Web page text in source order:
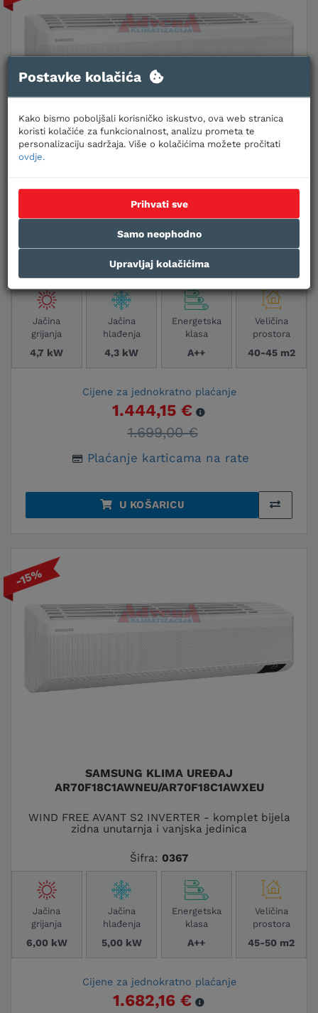
AR70F15C1AWNEU/AR70F15C1AWXEU
WIND FREE AVANT S2 INVERTER - komplet bijela
zidna unutarnja i vanjska jedinica
Šifra: 000586
Jačina
grijanja
4,7 kW
Jačina
hlađenja
4,3 kW
Energetska
klasa
A++
Veličina
prostora
40-45 m2
Cijene za jednokratno plaćanje
1.444,15 €
1.699,00 €
Plaćanje karticama na rate
U KOŠARICU
-15%
SAMSUNG KLIMA UREĐAJ
AR70F18C1AWNEU/AR70F18C1AWXEU
WIND FREE AVANT S2 INVERTER - komplet bijela
zidna unutarnja i vanjska jedinica
Šifra: 0367
Jačina
grijanja
6,00 kW
Jačina
hlađenja
5,00 kW
Energetska
klasa
A++
Veličina
prostora
45-50 m2
Cijene za jednokratno plaćanje
1.682,16 €
Postavke kolačića
Kako bismo poboljšali korisničko iskustvo, ova web stranica
koristi kolačiće za funkcionalnost, analizu prometa te
personalizaciju sadržaja. Više o kolačićima možete pročitati
ovdje.
Prihvati sve
Samo neophodno
Upravljaj kolačićima